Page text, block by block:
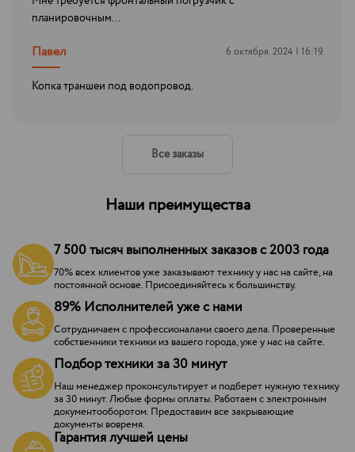
планировочным...
Павел 6 октября. 2024 | 16:19
Копка траншеи под водопровод.
Все заказы
Наши преимущества
7 500 тысяч выполненных заказов с 2003 года
70% всех клиентов уже заказывают технику у нас на сайте, на
постоянной основе. Присоединяйтесь к большинству.
89% Исполнителей уже с нами
Сотрудничаем с профессионалами своего дела. Проверенные
собственники техники из вашего города, уже у нас на сайте.
Подбор техники за 30 минут
Наш менеджер проконсультирует и подберет нужную технику
за 30 минут. Любые формы оплаты. Работаем с электронным
документооборотом. Предоставим все закрывающие
документы вовремя.
Гарантия лучшей цены